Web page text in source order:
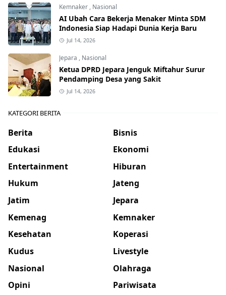
Kemnaker , Nasional
AI Ubah Cara Bekerja Menaker Minta SDM
Indonesia Siap Hadapi Dunia Kerja Baru
Jul 14, 2026
Jepara , Nasional
Ketua DPRD Jepara Jenguk Miftahur Surur
Pendamping Desa yang Sakit
Jul 14, 2026
KATEGORI BERITA
Berita
Bisnis
Edukasi
Ekonomi
Entertainment
Hiburan
Hukum
Jateng
Jatim
Jepara
Kemenag
Kemnaker
Kesehatan
Koperasi
Kudus
Livestyle
Nasional
Olahraga
Opini
Pariwisata